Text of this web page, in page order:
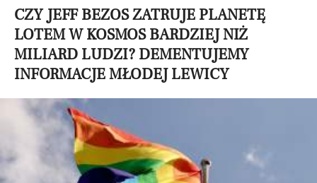
CZY JEFF BEZOS ZATRUJE PLANETĘ
LOTEM W KOSMOS BARDZIEJ NIŻ
MILIARD LUDZI? DEMENTUJEMY
INFORMACJE MŁODEJ LEWICY